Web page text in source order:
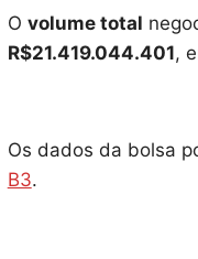
O volume total
R$21.419.044.401,
Os dados da bolsa
B3.